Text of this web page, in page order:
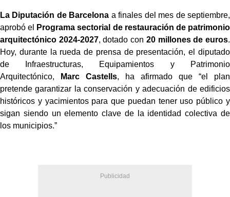
La Diputación de Barcelona a finales del mes de septiembre,
aprobó el
Programa sectorial de restauración de patrimonio
arquitectónico 2024-2027, dotado con 20 millones de euros.
Hoy, durante la rueda de prensa de presentación, el diputado
de Infraestructuras, Equipamientos y Patrimonio
Arquitectónico,
Marc Castells, ha afirmado que “el plan
pretende garantizar la conservación y adecuación de edificios
históricos y yacimientos para que puedan tener uso público y
sigan siendo un elemento clave de la identidad colectiva de
los municipios.”